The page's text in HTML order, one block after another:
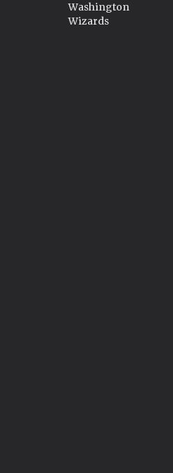
Washington
Wizards